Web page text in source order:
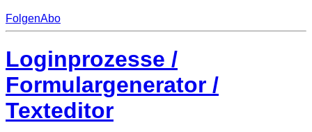
FolgenAbo
Loginprozesse /
Formulargenerator /
Texteditor